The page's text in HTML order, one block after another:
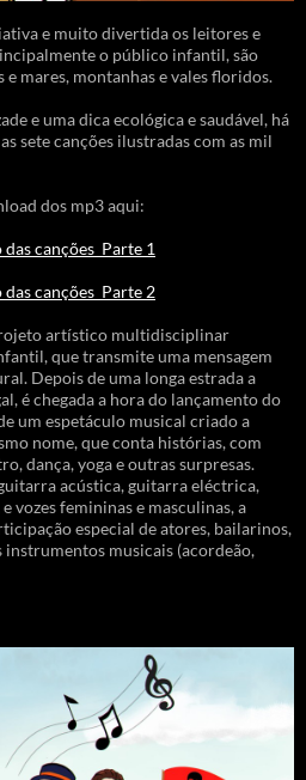
e muito divertida os leitores e
o público infantil, são
mares, montanhas e vales floridos.
e uma dica ecológica e saudável, há
sete canções ilustradas com as mil
dos mp3 aqui:
canções_Parte 1
canções_Parte 2
artístico multidisciplinar
que transmite uma mensagem
Depois de uma longa estrada a
é chegada a hora do lançamento do
um espetáculo musical criado a
nome, que conta histórias, com
dança, yoga e outras surpresas.
acústica, guitarra eléctrica,
vozes femininas e masculinas, a
especial de atores, bailarinos,
musicais (acordeão,